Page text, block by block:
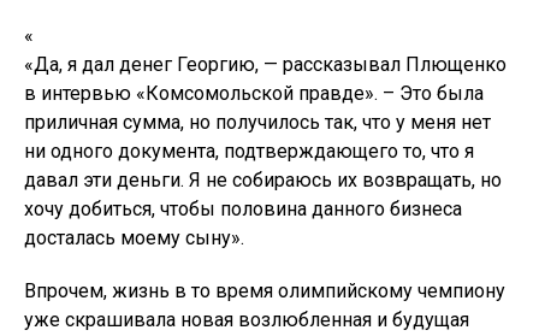
«
«Да, я дал денег Георгию, — рассказывал Плющенко
в интервью «Комсомольской правде». – Это была
приличная сумма, но получилось так, что у меня нет
ни одного документа, подтверждающего то, что я
давал эти деньги. Я не собираюсь их возвращать, но
хочу добиться, чтобы половина данного бизнеса
досталась моему сыну».
Впрочем, жизнь в то время олимпийскому чемпиону
уже скрашивала новая возлюбленная и будущая